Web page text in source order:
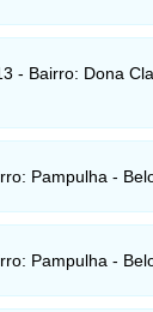
- Bairro: Dona
Pampulha -
Pampulha -